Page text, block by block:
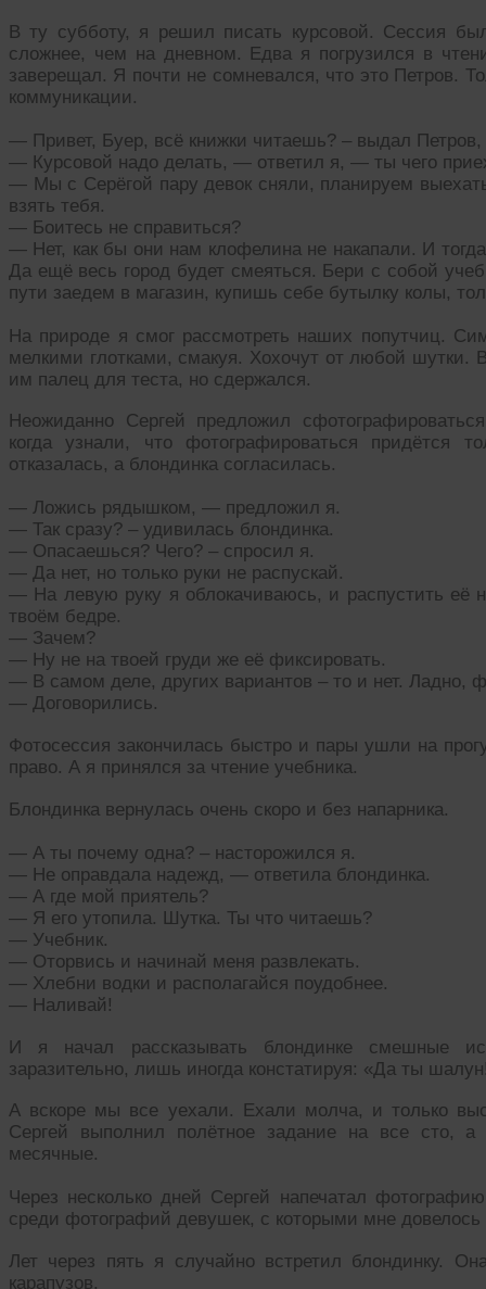
В ту субботу, я решил писать курсовой. Сессия
сложнее, чем на дневном. Едва я погрузился в
заверещал. Я почти не сомневался, что это Петров.
коммуникации.
— Привет, Буер, всё книжки читаешь? – выдал Петров,
— Курсовой надо делать, — ответил я, — ты чего
— Мы с Серёгой пару девок сняли, планируем
взять тебя.
— Боитесь не справиться?
— Нет, как бы они нам клофелина не накапали. И
Да ещё весь город будет смеяться. Бери с собой
пути заедем в магазин, купишь себе бутылку колы,
На природе я смог рассмотреть наших попутчиц.
мелкими глотками, смакуя. Хохочут от любой шутки.
им палец для теста, но сдержался.
Неожиданно Сергей предложил
когда узнали, что фотографироваться придётся
отказалась, а блондинка согласилась.
— Ложись рядышком, — предложил я.
— Так сразу? – удивилась блондинка.
— Опасаешься? Чего? – спросил я.
— Да нет, но только руки не распускай.
— На левую руку я облокачиваюсь, и распустить её
твоём бедре.
— Зачем?
— Ну не на твоей груди же её фиксировать.
— В самом деле, других вариантов – то и нет. Ладно,
— Договорились.
Фотосессия закончилась быстро и пары ушли на
право. А я принялся за чтение учебника.
Блондинка вернулась очень скоро и без напарника.
— А ты почему одна? – насторожился я.
— Не оправдала надежд, — ответила блондинка.
— А где мой приятель?
— Я его утопила. Шутка. Ты что читаешь?
— Учебник.
— Оторвись и начинай меня развлекать.
— Хлебни водки и располагайся поудобнее.
— Наливай!
И я начал рассказывать блондинке смешные
заразительно, лишь иногда констатируя: «Да ты
А вскоре мы все уехали. Ехали молча, и только
Сергей выполнил полётное задание на все сто,
месячные.
Через несколько дней Сергей напечатал
среди фотографий девушек, с которыми мне довелось
Лет через пять я случайно встретил блондинку.
карапузов.